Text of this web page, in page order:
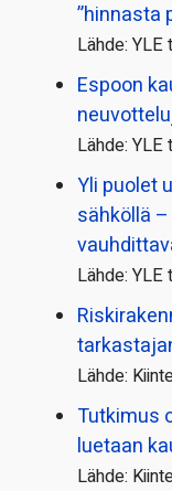
”hinnasta
Lähde: YLE
Espoon
Lähde: YLE
Yli puolet
sähköllä
Lähde: YLE
Lähde:
Tutkimus
luetaan
Lähde: